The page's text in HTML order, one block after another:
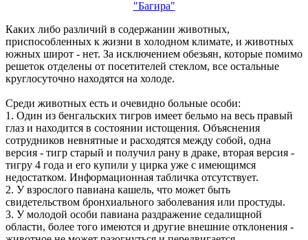
Каких либо различий в содержании животных,
приспособленных к жизни в холодном климате, и животных
южных широт - нет. За исключением обезьян, которые помимо
решеток отделены от посетителей стеклом, все остальные
круглосуточно находятся на холоде.
Среди животных есть и очевидно больные особи:
1. Один из бенгальских тигров имеет бельмо на весь правый
глаз и находится в состоянии истощения. Объяснения
сотрудников невнятные и расходятся между собой, одна
версия - тигр старый и получил рану в драке, вторая версия -
тигру 4 года и его купили у цирка уже с имеющимся
недостатком. Информационная табличка отсутствует.
2. У взрослого павиана кашель, что может быть
свидетельством бронхиального заболевания или простуды.
3. У молодой особи павиана раздражение седалищной
области, более того имеются и другие внешние отклонения -